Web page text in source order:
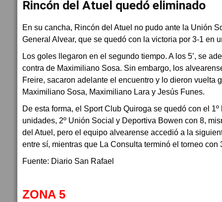
Rincón del Atuel quedó eliminado
En su cancha, Rincón del Atuel no pudo ante la Unión
General Alvear, que se quedó con la victoria por 3-1 en
Los goles llegaron en el segundo tiempo. A los 5’, se
contra de Maximiliano Sosa. Sin embargo, los
Freire, sacaron adelante el encuentro y lo dieron vuelta
Maximiliano Sosa, Maximiliano Lara y Jesús Funes.
De esta forma, el Sport Club Quiroga se quedó con el
unidades, 2º Unión Social y Deportiva Bowen con 8,
del Atuel, pero el equipo alvearense accedió a la
entre sí, mientras que La Consulta terminó el torneo con
Fuente: Diario San Rafael
ZONA 5